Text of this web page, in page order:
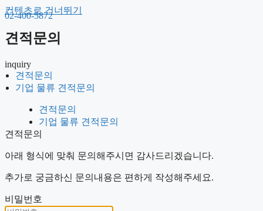
컨텐츠로 건너뛰기
견적문의
기업 물류 견적문의
02-400-5872
견적문의
inquiry
견적문의
기업 물류 견적문의
견적문의
기업 물류 견적문의
견적문의
아래 형식에 맞춰 문의해주시면 감사드리겠습니다.
추가로 궁금하신 문의내용은 편하게 작성해주세요.
비밀번호